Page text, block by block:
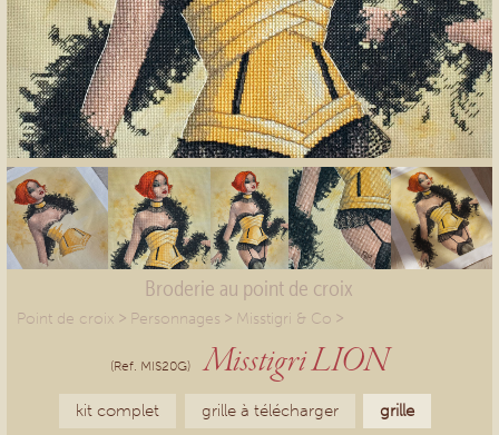
Broderie au point de croix
Point de croix > Personnages > Misstigri & Co >
(Ref. MIS20G) Misstigri LION
kit complet grille à télécharger grille